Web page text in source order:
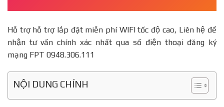
Hỗ trợ hỗ trợ lắp đặt miễn phí WIFI tốc độ cao, Liên hệ để
nhận tư vấn chính xác nhất qua số điện thoại đăng ký
mạng FPT 0948.306.111
NỘI DUNG CHÍNH